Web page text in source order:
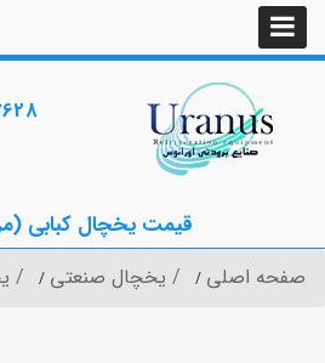
قیمت یخچال کبابی (مرداد
صفحه اصلی یخچال صنعتی